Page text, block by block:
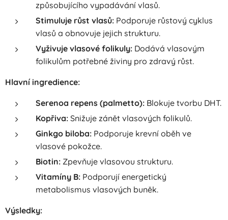
způsobujícího vypadávání vlasů.
Stimuluje růst vlasů: Podporuje růstový cyklus
vlasů a obnovuje jejich strukturu.
Vyživuje vlasové folikuly: Dodává vlasovým
folikulům potřebné živiny pro zdravý růst.
Hlavní ingredience:
Serenoa repens (palmetto): Blokuje tvorbu DHT.
Kopřiva: Snižuje zánět vlasových folikulů.
Ginkgo biloba: Podporuje krevní oběh ve
vlasové pokožce.
Biotin: Zpevňuje vlasovou strukturu.
Vitamíny B: Podporují energetický
metabolismus vlasových buněk.
Výsledky: